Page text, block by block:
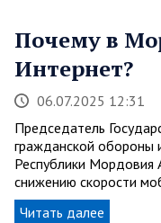
Почему в
Интернет?
06.07.2025 12:31
Председатель
гражданской обороны
Республики
снижению скорости
Читать далее